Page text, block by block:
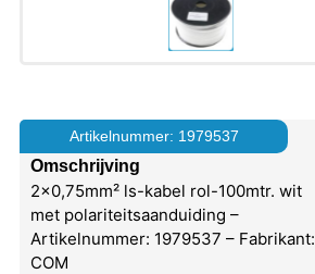
Artikelnummer: 1979537
Omschrijving
2×0,75mm² ls-kabel rol-100mtr. wit
met polariteitsaanduiding –
Artikelnummer: 1979537 – Fabrikant:
COM